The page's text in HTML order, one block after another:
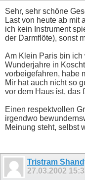
Sehr, sehr schöne
Last von heute ab mit
ich kein Instrument
der Darmflöte), sonst
Am Klein Paris bin ich
Wunderjahre in
vorbeigefahren, habe
Mir hat auch nicht so
vor dem Haus ist, das
Einen respektvollen
irgendwo
Meinung steht, selbst
Tristram
27.03.2002